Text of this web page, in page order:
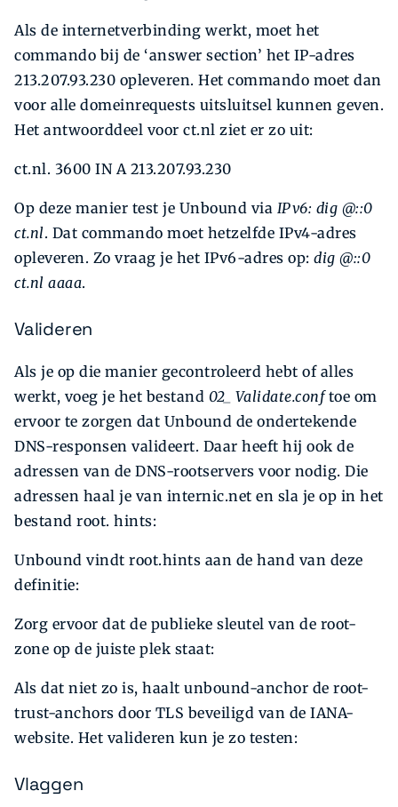
Als de internetverbinding werkt, moet het
commando bij de ‘answer section’ het IP-adres
213.207.93.230 opleveren. Het commando moet dan
voor alle domeinrequests uitsluitsel kunnen geven.
Het antwoorddeel voor ct.nl ziet er zo uit:
ct.nl. 3600 IN A 213.207.93.230
Op deze manier test je Unbound via IPv6: dig @::0
ct.nl. Dat commando moet hetzelfde IPv4-adres
opleveren. Zo vraag je het IPv6-adres op: dig @::0
ct.nl aaaa.
Valideren
Als je op die manier gecontroleerd hebt of alles
werkt, voeg je het bestand 02_ Validate.conftoe om
ervoor te zorgen dat Unbound de ondertekende
DNS-responsen valideert. Daar heeft hij ook de
adressen van de DNS-rootservers voor nodig. Die
adressen haal je van internic.net en sla je op in het
bestand root. hints:
Unbound vindt root.hints aan de hand van deze
definitie:
Zorg ervoor dat de publieke sleutel van de root-
zone op de juiste plek staat:
Als dat niet zo is, haalt unbound-anchor de root-
trust-anchors door TLS beveiligd van de IANA-
website. Het valideren kun je zo testen:
Vlaggen